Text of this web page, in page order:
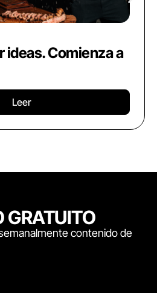
ideas. Comienza a
Leer
GRATUITO
contenido de